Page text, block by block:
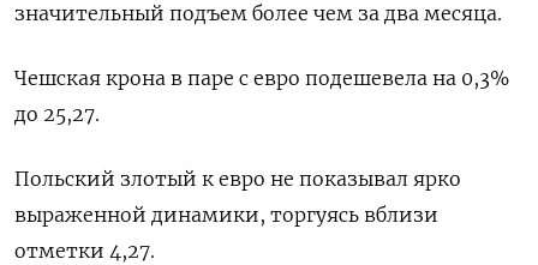
значительный подъем более чем за два месяца.
Чешская крона в паре с евро подешевела на 0,3%
до 25,27.
Польский злотый к евро не показывал ярко
выраженной динамики, торгуясь вблизи
отметки 4,27.